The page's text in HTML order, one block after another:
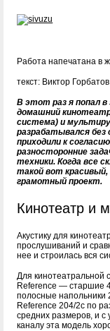
Работа напечатана в
текст: Виктор Горбатов
В этот раз я попал
домашний
система) и
разрабатывался без
приходили к
разносторонние
техники. Когда все
такой вот
грамотный проект.
Кинотеатр и
Акустику для
прослушиваний и
нее и строилась вся
Для кинотеатральной
Reference — старшие
полосные
Reference 204/2с по
средних размеров, и с
каналу эта модель